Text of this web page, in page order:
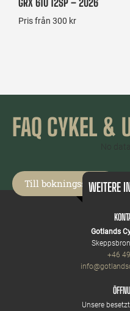
GRX 610 12SP – 2026
Pris från 300 kr
FAQ CYKEL &
No
Till bokningssidanWEITERE
Gotlands
+46
Unsere